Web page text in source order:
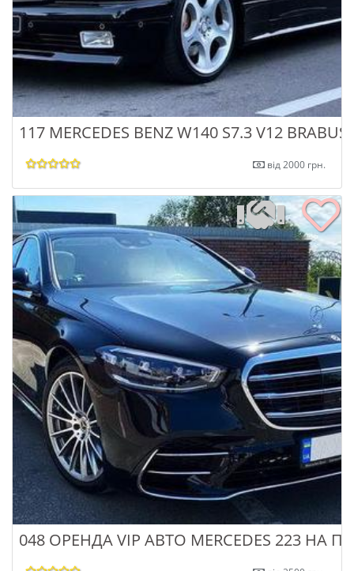
117 MERCEDES BENZ W140 S7.3 V12 BRABUS
від 2000 грн.
048 ОРЕНДА VIP АВТО MERCEDES 223 НА